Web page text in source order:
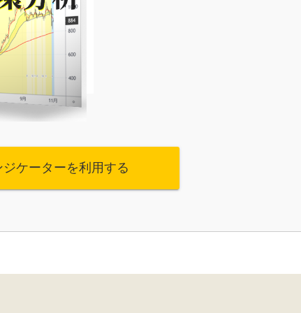
ケーターを利用する